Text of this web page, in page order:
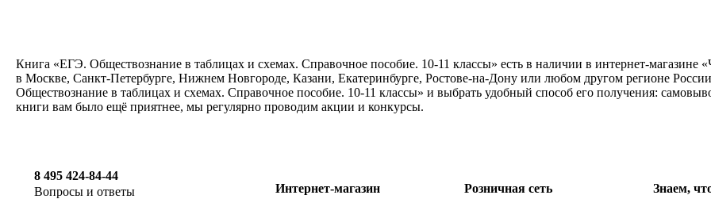
Книга «ЕГЭ. Обществознание в таблицах и схемах. Справочное пособие. 10-11 классы» есть в наличии в интернет-магазине
в Москве, Санкт-Петербурге, Нижнем Новгороде, Казани, Екатеринбурге, Ростове-на-Дону или любом другом регионе
Обществознание в таблицах и схемах. Справочное пособие. 10-11 классы» и выбрать удобный способ его получения:
книги вам было ещё приятнее, мы регулярно проводим акции и конкурсы.
8 495 424-84-44
Вопросы и ответы
Интернет-магазин Розничная сеть Знаем,